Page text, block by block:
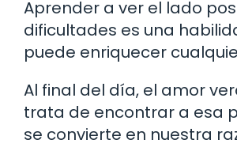
Aprender a ver el lado
dificultades es una
puede enriquecer
Al final del día, el amor
trata de encontrar a esa
se convierte en nuestra